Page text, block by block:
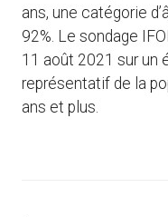
ans, une catégorie
92%. Le sondage
11 août 2021 sur un
représentatif de la
ans et plus.